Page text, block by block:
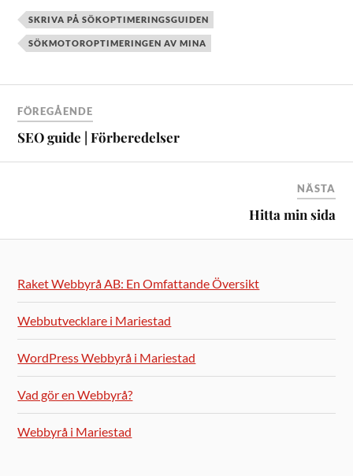
SKRIVA PÅ SÖKOPTIMERINGSGUIDEN
SÖKMOTOROPTIMERINGEN AV MINA
FÖREGÅENDE
SEO guide | Förberedelser
NÄSTA
Hitta min sida
Raket Webbyrå AB: En Omfattande Översikt
Webbutvecklare i Mariestad
WordPress Webbyrå i Mariestad
Vad gör en Webbyrå?
Webbyrå i Mariestad